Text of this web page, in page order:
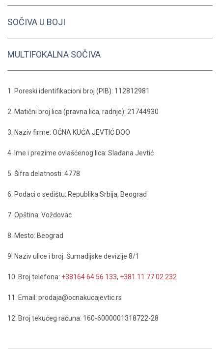
SOČIVA U BOJI
MULTIFOKALNA SOČIVA
1. Poreski identifikacioni broj (PIB): 112812981
2. Matični broj lica (pravna lica, radnje): 21744930
3. Naziv firme: OČNA KUĆA JEVTIĆ DOO
4. Ime i prezime ovlašćenog lica: Slađana Jevtić
5. Šifra delatnosti: 4778
6. Podaci o sedištu: Republika Srbija, Beograd
7. Opština: Voždovac
8. Mesto: Beograd
9. Naziv ulice i broj: Šumadijske devizije 8/1
10. Broj telefona: +38164 64 56 133, +381 11 77 02 232
11. Email: prodaja@ocnakucajevtic.rs
12. Broj tekućeg računa: 160-6000001318722-28